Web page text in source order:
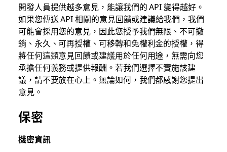
開發人員提供越多意見，能讓我們的 API 變得越好。
如果您傳送 API 相關的意見回饋或建議給我們，我們
可能會採用您的意見，因此您授予我們無限、不可撤
銷、永久、可再授權、可移轉和免權利金的授權，得
將任何這類意見回饋或建議用於任何用途，無需向您
承擔任何義務或提供報酬。若我們選擇不實施該建
議，請不要放在心上。無論如何，我們都感謝您提出
意見。
保密
機密資訊